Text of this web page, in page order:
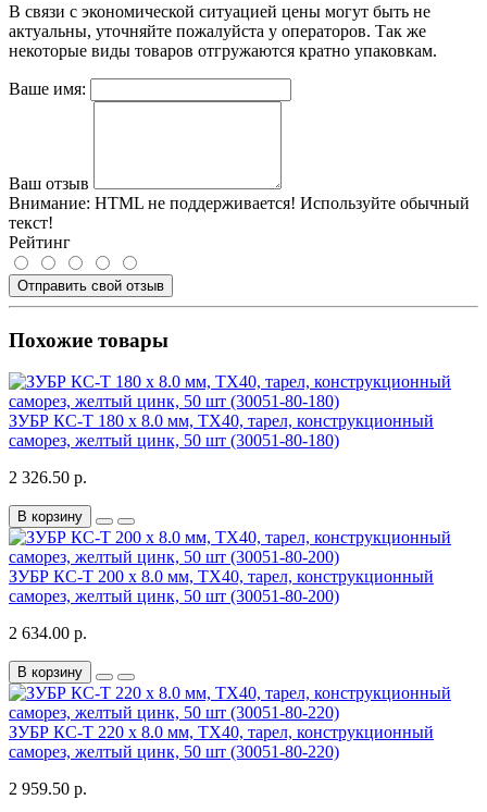
В связи с экономической ситуацией цены могут быть не
актуальны, уточняйте пожалуйста у операторов. Так же
некоторые виды товаров отгружаются кратно упаковкам.
Ваше имя:
Ваш отзыв
Внимание: HTML не поддерживается! Используйте обычный
текст!
Рейтинг
Отправить свой отзыв
Похожие товары
ЗУБР КС-Т 180 х 8.0 мм, TX40, тарел, конструкционный
саморез, желтый цинк, 50 шт (30051-80-180)
2 326.50 р.
В корзину
ЗУБР КС-Т 200 х 8.0 мм, TX40, тарел, конструкционный
саморез, желтый цинк, 50 шт (30051-80-200)
2 634.00 р.
В корзину
ЗУБР КС-Т 220 х 8.0 мм, TX40, тарел, конструкционный
саморез, желтый цинк, 50 шт (30051-80-220)
2 959.50 р.